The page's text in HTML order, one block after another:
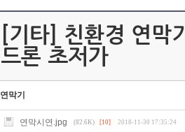
[기타] 친환경 연막
드론 초저가
연막기
연막시연.jpg (82.6K) [10] 2018-11-30 17:35:24